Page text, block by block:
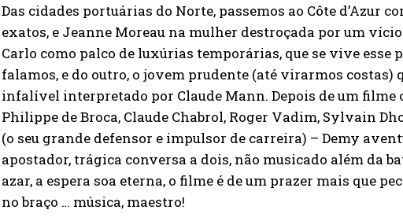
Das cidades portuárias do Norte, passemos ao Côte d’Azur
exatos, e Jeanne Moreau na mulher destroçada por um
Carlo como palco de luxúrias temporárias, que se vive esse
falamos, e do outro, o jovem prudente (até virarmos costas)
infalível interpretado por Claude Mann. Depois de um filme
Philippe de Broca, Claude Chabrol, Roger Vadim, Sylvain
(o seu grande defensor e impulsor de carreira) – Demy
apostador, trágica conversa a dois, não musicado além da
azar, a espera soa eterna, o filme é de um prazer mais que
no braço … música, maestro!